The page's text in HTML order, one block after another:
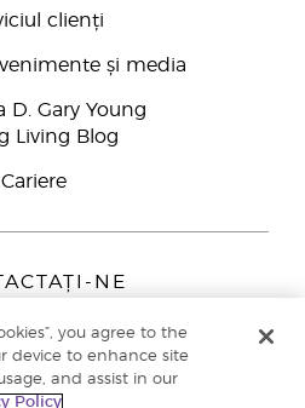
clienți
și media
D. Gary Young
Living Blog
Cariere
NE
97
AJ Groningen
you agree to the
device to enhance site
and assist in our
Policy